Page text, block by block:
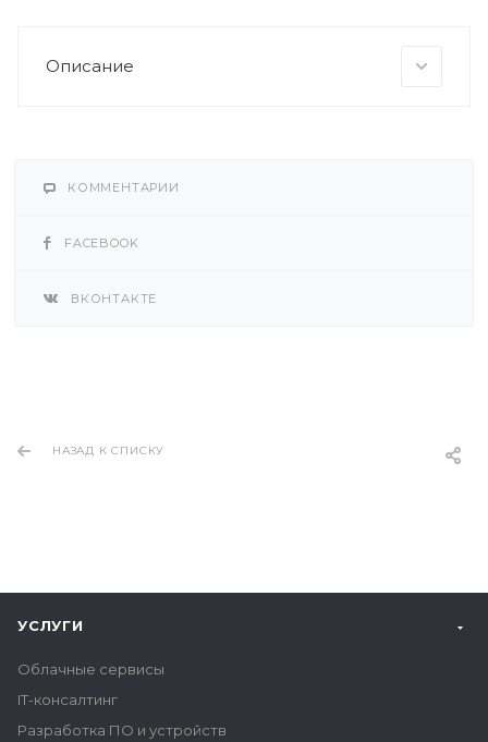
Описание
КОММЕНТАРИИ
FACEBOOK
ВКОНТАКТЕ
НАЗАД К СПИСКУ
УСЛУГИ
Облачные сервисы
IT-консалтинг
Разработка ПО и устройств